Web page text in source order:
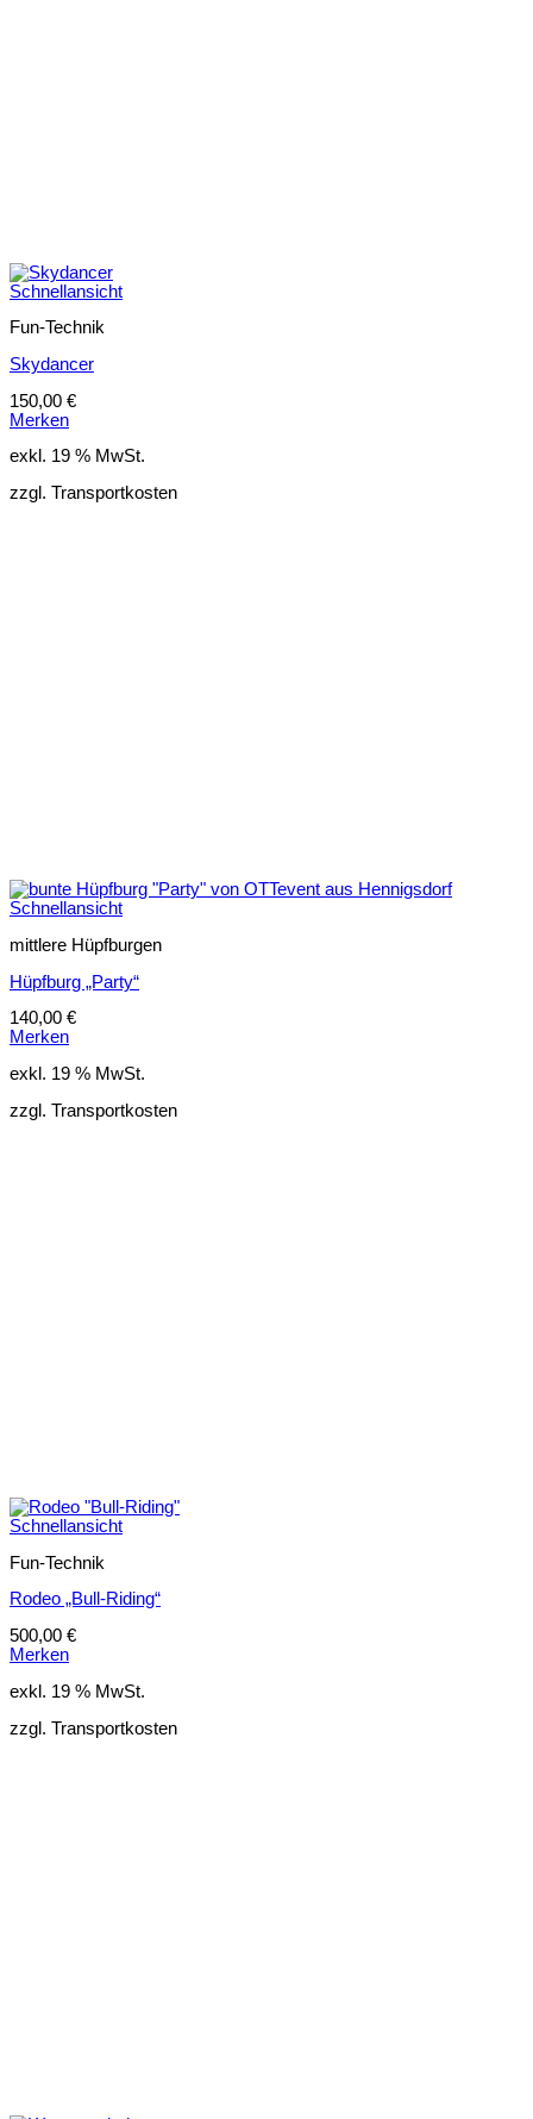
Schnellansicht
Fun-Technik
Skydancer
150,00 €
Merken
exkl. 19 % MwSt.
zzgl. Transportkosten
Schnellansicht
mittlere Hüpfburgen
Hüpfburg „Party“
140,00 €
Merken
exkl. 19 % MwSt.
zzgl. Transportkosten
Schnellansicht
Fun-Technik
Rodeo „Bull-Riding“
500,00 €
Merken
exkl. 19 % MwSt.
zzgl. Transportkosten